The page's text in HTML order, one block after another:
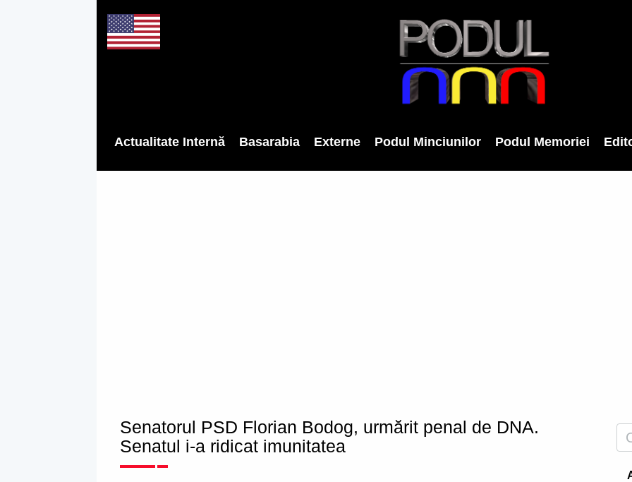
Actualitate Internă Basarabia Externe Podul Minciunilor Podul Memoriei
Senatorul PSD Florian Bodog, urmărit penal de DNA.
Senatul i-a ridicat imunitatea